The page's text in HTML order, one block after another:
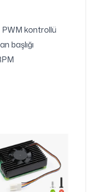
PWM kontrollü
başlığı